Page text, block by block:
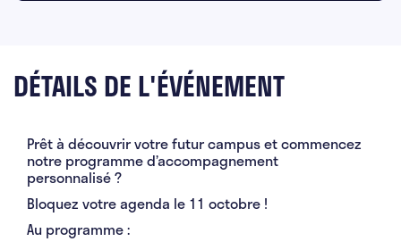
DÉTAILS DE L'ÉVÉNEMENT
Prêt à découvrir votre futur campus et commencez
notre programme d’accompagnement
personnalisé ?
Bloquez votre agenda le 11 octobre !
Au programme :